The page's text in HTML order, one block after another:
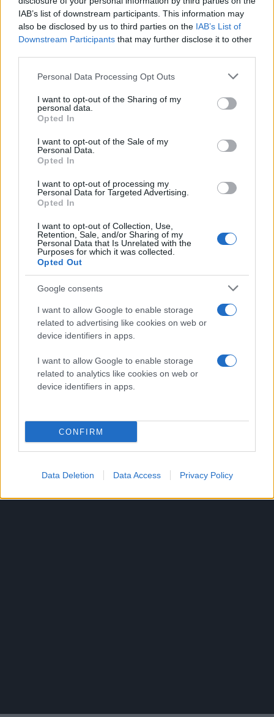
IAB’s list of downstream participants. This information may
also be disclosed by us to third parties on the IAB’s List of
Downstream Participants that may further disclose it to other
Please note that this website/app uses one or more Google
not limited to your visit or usage behaviour. You may click to
grant or deny consent to Google and its third-party tags to
use your data for below specified purposes in below Google
consent section.
Personal Data Processing Opt Outs
I want to opt-out of the Sharing of my
personal data.
Opted In
I want to opt-out of the Sale of my
Personal Data.
Opted In
I want to opt-out of processing my
Personal Data for Targeted Advertising.
Opted In
I want to opt-out of Collection, Use,
Retention, Sale, and/or Sharing of my
Personal Data that Is Unrelated with the
Purposes for which it was collected.
Opted Out
Google consents
I want to allow Google to enable storage
related to advertising like cookies on web or
device identifiers in apps.
I want to allow Google to enable storage
related to analytics like cookies on web or
device identifiers in apps.
CONFIRM
Data Deletion Data Access Privacy Policy
Οι προκλήσεις μπορούν να αφορούν δύο μόνο
ανθρώπους ή και περισσότερους (ομαδικές) ενώ οι
διοργανωτές μπορούν να συμπεριλάβουν
φωτογραφίες/videos και να τις προωθήσουν σε
Προσεχώς τα μέλη του TopThat θα μπορούν να
σχολιάζουν τις προκλήσεις και να αποφασίζουν για
το νικητή.
Για να κατανοήσετε καλύτερα τη λειτουργία του δείτε
το video που ακολουθεί: